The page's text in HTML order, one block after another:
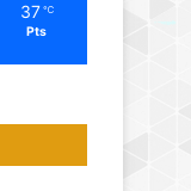
37 ℃
Pts